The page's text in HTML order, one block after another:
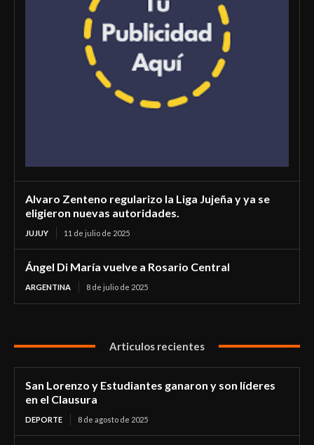
Alvaro Zenteno regularizo la Liga Jujeña y ya se
eligieron nuevas autoridades.
JUJUY 11 de julio de 2025
Ángel Di María vuelve a Rosario Central
ARGENTINA 8 de julio de 2025
Articulos recientes
San Lorenzo y Estudiantes ganaron y son líderes
en el Clausura
DEPORTE 8 de agosto de 2025